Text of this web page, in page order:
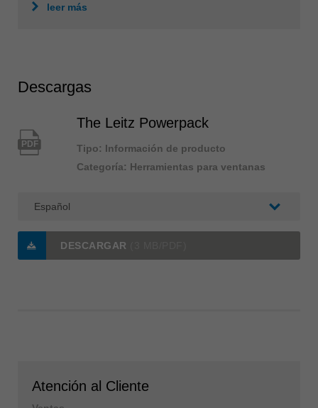
leer más
Descargas
PDF
The Leitz Powerpack
Tipo: Información de producto
Categoría: Herramientas para ventanas
DESCARGAR
Atención al Cliente